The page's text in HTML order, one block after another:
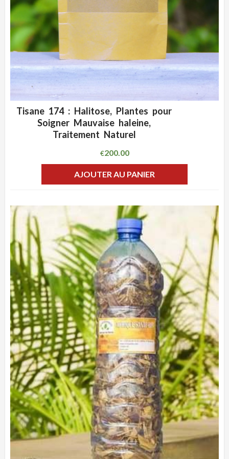
ADD WISHLIST
Tisane 174 : Halitose, Plantes pour
Soigner Mauvaise haleine,
Traitement Naturel
€200.00
AJOUTER AU PANIER